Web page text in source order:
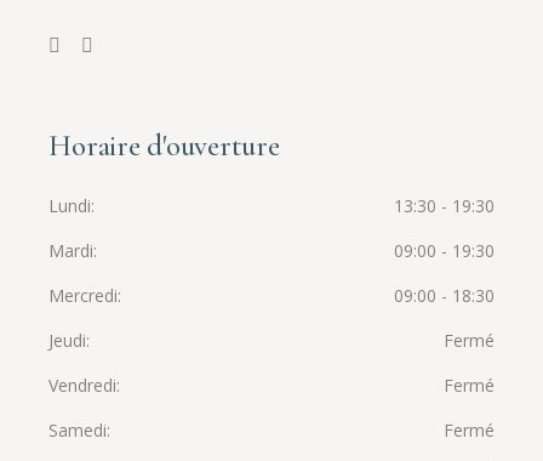
Horaire d'ouverture
Lundi
13:30 - 19:30
Mardi
09:00 - 19:30
Mercredi
09:00 - 18:30
Jeudi
Fermé
Vendredi
Fermé
Samedi
Fermé